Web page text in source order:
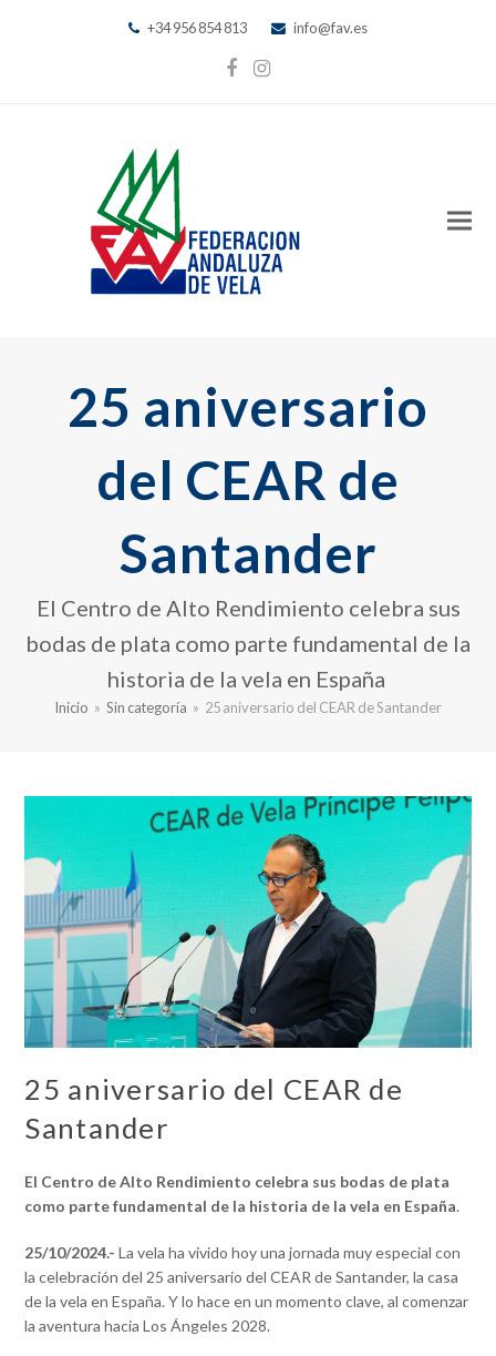
+34 956 854 813 info@fav.es
Facebook
Instagram
25 aniversario
del CEAR de
Santander
El Centro de Alto Rendimiento celebra sus
bodas de plata como parte fundamental de la
historia de la vela en España
Inicio » Sin categoría » 25 aniversario del CEAR de Santander
25 aniversario del CEAR de
Santander
El Centro de Alto Rendimiento celebra sus bodas de plata
como parte fundamental de la historia de la vela en España.
25/10/2024.- La vela ha vivido hoy una jornada muy especial con
la celebración del 25 aniversario del CEAR de Santander, la casa
de la vela en España. Y lo hace en un momento clave, al comenzar
la aventura hacia Los Ángeles 2028.